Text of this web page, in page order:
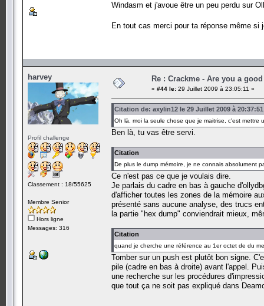
Windasm et j'avoue être un peu perdu sur
En tout cas merci pour ta réponse même
harvey
Profil challenge
Classement : 18/55625
Membre Senior
Hors ligne
Messages: 316
Re : Crackme - Are you a
« #44 le: 29 Juillet 2009 à 23:05:11 »
Citation de: axylin12 le 29 Juillet 2009 à 20:37:51
Oh là, moi la seule chose que je maitrise, c'est mettre
Ben là, tu vas être servi.
Citation
De plus le dump mémoire, je ne connais absolument
Ce n'est pas ce que je voulais dire.
Je parlais du cadre en bas à gauche
d'afficher toutes les zones de la mémoire
présenté sans aucune analyse, des trucs
la partie "hex dump" conviendrait mieux,
Citation
quand je cherche une référence au 1er octet de du
Tomber sur un push est plutôt bon signe.
pile (cadre en bas à droite) avant l'appel.
une recherche sur les procédures
que tout ça ne soit pas expliqué dans